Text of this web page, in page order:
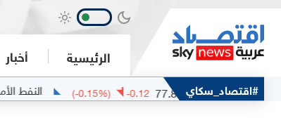
الرئيسية أخبار
#اقتصاد_سكايخام مربان 77.82
-0.12
(-0.15%) النفط الأميركي